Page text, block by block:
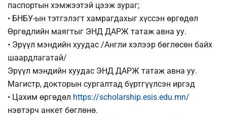
паспортын хэмжээтэй цээж зураг;
• БНБУ-ын тэтгэлэгт хамрагдахыг хүссэн өргөдөл
Өргөдлийн маягтыг ЭНД ДАРЖ татаж авна уу.
• Эрүүл мэндийн хуудас /Англи хэлээр бөглөсөн байх
шаардлагатай/
Эрүүл мэндийн хуудас ЭНД ДАРЖ татаж авна уу.
Магистр, докторын сургалтад бүртгүүлсэн иргэд
• Цахим өргөдөл https://scholarship.esis.edu.mn/
нэвтэрч анкет бөглөнө.